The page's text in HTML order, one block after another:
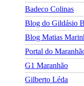
Badeco Colinas
Blog do Gildásio
Blog Matias
Portal do
G1 Maranhão
Gilberto Léda